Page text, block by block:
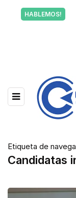
HABLEMOS!
Etiqueta de
Candidatas